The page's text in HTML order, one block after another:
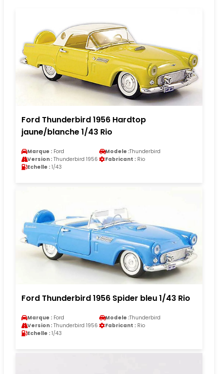
Ford Thunderbird 1956 Hardtop
jaune/blanche 1/43 Rio
Marque : Ford Modele :Thunderbird
Version : Thunderbird 1956 Fabricant : Rio
Echelle : 1/43
Ford Thunderbird 1956 Spider bleu 1/43 Rio
Marque : Ford Modele :Thunderbird
Version : Thunderbird 1956 Fabricant : Rio
Echelle : 1/43